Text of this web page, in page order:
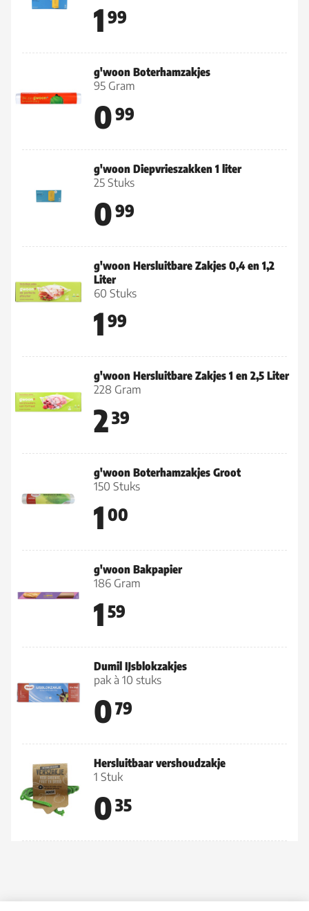
1 99
g'woon Boterhamzakjes
95 Gram
099
g'woon Diepvrieszakken 1 liter
25 Stuks
099
g'woon Hersluitbare Zakjes 0,4 en 1,2
Liter
60 Stuks
1 99
g'woon Hersluitbare Zakjes 1 en 2,5 Liter
228 Gram
239
g'woon Boterhamzakjes Groot
150 Stuks
1 00
g'woon Bakpapier
186 Gram
1 59
Dumil IJsblokzakjes
pak à 10 stuks
079
Hersluitbaar vershoudzakje
1 Stuk
035